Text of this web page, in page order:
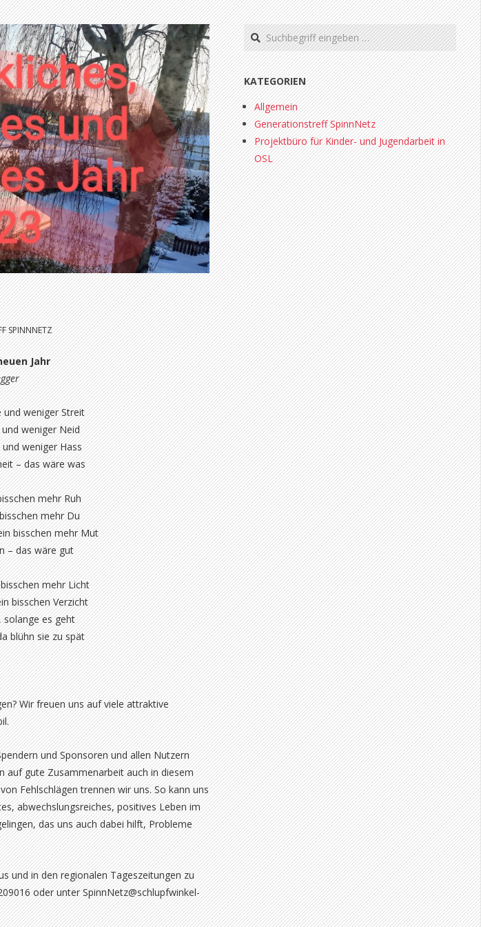
SPINNNETZ
Jahr
und weniger Streit
weniger Neid
weniger Hass
– das wäre was
mehr Ruh
mehr Du
bisschen mehr Mut
– das wäre gut
mehr Licht
bisschen Verzicht
solange es geht
blühn sie zu spät
Wir freuen uns auf viele attraktive
und Sponsoren und allen Nutzern
auf gute Zusammenarbeit auch in diesem
Fehlschlägen trennen wir uns. So kann uns
abwechslungsreiches, positives Leben im
das uns auch dabei hilft, Probleme
und in den regionalen Tageszeitungen zu
oder unter SpinnNetz@schlupfwinkel-
Search
KATEGORIEN
Allgemein
Generationstreff SpinnNetz
Projektbüro für Kinder- und Jugendarbeit in
OSL